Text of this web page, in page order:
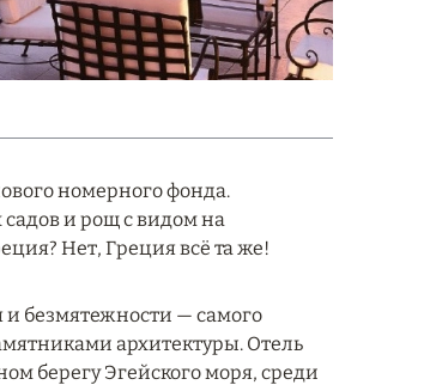
номерного фонда.
и рощ с видом на
Нет, Греция всё та же!
и безмятежности — самого
архитектуры. Отель
берегу Эгейского моря, среди